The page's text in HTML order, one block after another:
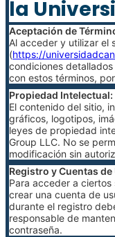
la
Aceptación de
Al acceder y utilizar el
(https://
condiciones
con estos términos,
Propiedad Intelectual:
El contenido del sitio,
gráficos, logotipos,
leyes de propiedad
Group LLC. No se
modificación sin
Registro y Cuentas
Para acceder a
crear una cuenta de
durante el registro
responsable de
contraseña.